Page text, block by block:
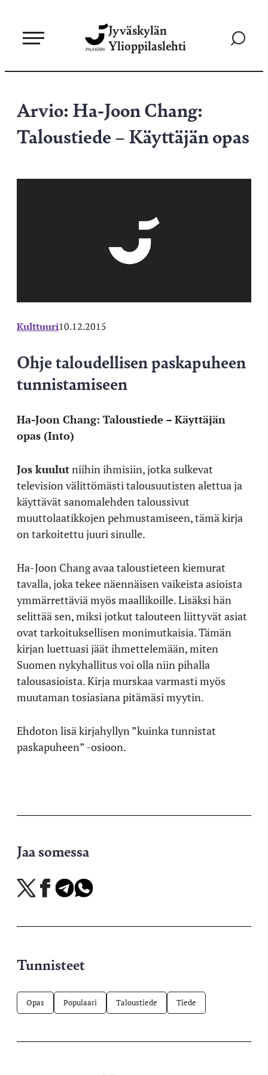
sisältöön
Jyväskylän
Ylioppilaslehti
Siirry
Arvio: Ha-Joon Chang:
Taloustiede – Käyttäjän opas
Kulttuuri10.12.2015
Ohje taloudellisen paskapuheen
tunnistamiseen
Ha-Joon Chang: Taloustiede – Käyttäjän
opas (Into)
Jos kuulutniihin ihmisiin, jotka sulkevat
television välittömästi talousuutisten alettua ja
käyttävät sanomalehden taloussivut
muuttolaatikkojen pehmustamiseen, tämä kirja
on tarkoitettu juuri sinulle.
Ha-Joon Chang avaa taloustieteen kiemurat
tavalla, joka tekee näennäisen vaikeista asioista
ymmärrettäviä myös maallikoille. Lisäksi hän
selittää sen, miksi jotkut talouteen liittyvät asiat
ovat tarkoituksellisen monimutkaisia. Tämän
kirjan luettuasi jäät ihmettelemään, miten
Suomen nykyhallitus voi olla niin pihalla
talousasioista. Kirja murskaa varmasti myös
muutaman tosiasiana pitämäsi myytin.
Ehdoton lisä kirjahyllyn ”kuinka tunnistat
paskapuheen” -osioon.
Jaa somessa
Jaa
X-
Jaa
Facebookissa
Jaa
Telegramissa
Jaa
WhatsAppissa
Tunnisteet
Opas Populaari Taloustiede Tiede